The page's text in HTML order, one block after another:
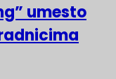
umesto